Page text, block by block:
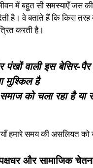
में बहुत सी समस्याएँ जस
है। वे बताते हैं कि किस
करती है।
पंखों वाली इस बेसिर-
मुश्किल है
को चला रहा है या
हमारे समय की असलियत को
और सामाजिक